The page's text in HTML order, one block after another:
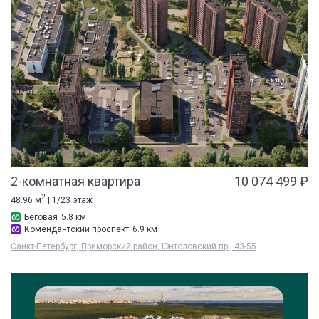
2-комнатная квартира 10 074 499 ₽
48.96 м2
| 1/23 этаж
Беговая 5.8 км
Комендантский проспект 6.9 км
Санкт-Петербург, Приморский район, Юнтоловский пр., 43-55